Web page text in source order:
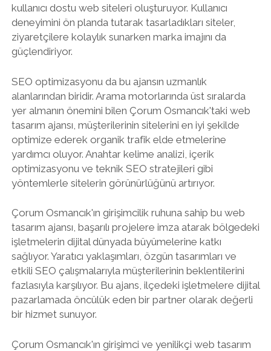
kullanıcı dostu web siteleri oluşturuyor. Kullanıcı
deneyimini ön planda tutarak tasarladıkları siteler,
ziyaretçilere kolaylık sunarken marka imajını da
güçlendiriyor.
SEO optimizasyonu da bu ajansın uzmanlık
alanlarından biridir. Arama motorlarında üst sıralarda
yer almanın önemini bilen Çorum Osmancık'taki web
tasarım ajansı, müşterilerinin sitelerini en iyi şekilde
optimize ederek organik trafik elde etmelerine
yardımcı oluyor. Anahtar kelime analizi, içerik
optimizasyonu ve teknik SEO stratejileri gibi
yöntemlerle sitelerin görünürlüğünü artırıyor.
Çorum Osmancık'ın girişimcilik ruhuna sahip bu web
tasarım ajansı, başarılı projelere imza atarak bölgedeki
işletmelerin dijital dünyada büyümelerine katkı
sağlıyor. Yaratıcı yaklaşımları, özgün tasarımları ve
etkili SEO çalışmalarıyla müşterilerinin beklentilerini
fazlasıyla karşılıyor. Bu ajans, ilçedeki işletmelere dijital
pazarlamada öncülük eden bir partner olarak değerli
bir hizmet sunuyor.
Çorum Osmancık'ın girişimci ve yenilikçi web tasarım